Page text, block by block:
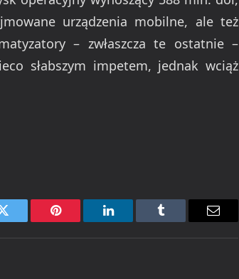
urządzenia mobilne, ale też
– zwłaszcza te ostatnie –
słabszym impetem, jednak wciąż
Twitter Pinterest LinkedIn Tumblr Email